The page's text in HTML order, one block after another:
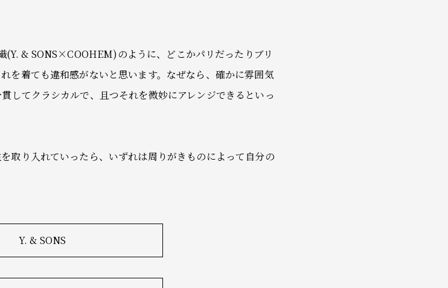
& SONS×COOHEM)のように、どこかパリだったりブリ
を着ても違和感がないと思います。なぜなら、確かに雰囲気
してクラシカルで、且つそれを微妙にアレンジできるといっ
取り入れていったら、いずれは周りがきものによって自分の
Y. & SONS